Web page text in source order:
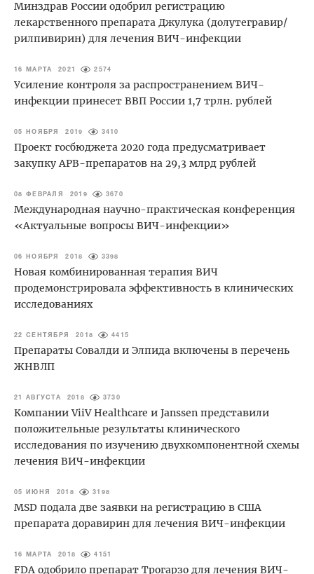
Минздрав России одобрил регистрацию
лекарственного препарата Джулука (долутегравир/
рилпивирин) для лечения ВИЧ-инфекции
16 МАРТА 2021 2574
Усиление контроля за распространением ВИЧ-
инфекции принесет ВВП России 1,7 трлн. рублей
05 НОЯБРЯ 2019 3410
Проект госбюджета 2020 года предусматривает
закупку АРВ-препаратов на 29,3 млрд рублей
08 ФЕВРАЛЯ 2019 3670
Международная научно-практическая конференция
«Актуальные вопросы ВИЧ-инфекции»
06 НОЯБРЯ 2018 3398
Новая комбинированная терапия ВИЧ
продемонстрировала эффективность в клинических
исследованиях
22 СЕНТЯБРЯ 2018 4415
Препараты Совалди и Элпида включены в перечень
ЖНВЛП
21 АВГУСТА 2018 3730
Компании ViiV Healthcare и Janssen представили
положительные результаты клинического
исследования по изучению двухкомпонентной схемы
лечения ВИЧ-инфекции
05 ИЮНЯ 2018 3198
MSD подала две заявки на регистрацию в США
препарата доравирин для лечения ВИЧ-инфекции
16 МАРТА 2018 4151
FDA одобрило препарат Трогарзо для лечения ВИЧ-